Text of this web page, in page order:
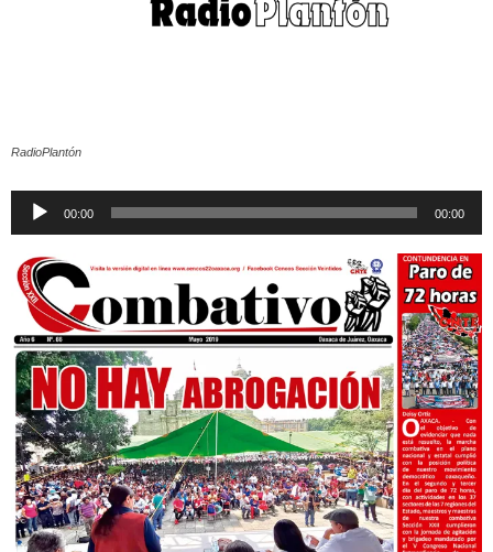
RadioPlantón
Reproductor
00:00 00:00